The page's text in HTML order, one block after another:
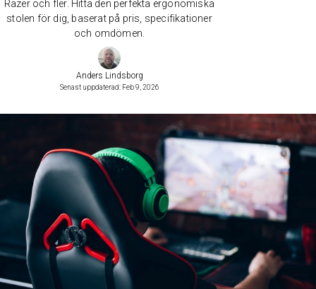
Razer och fler. Hitta den perfekta ergonomiska
stolen för dig, baserat på pris, specifikationer
och omdömen.
Anders Lindsborg
Senast uppdaterad: Feb 9, 2026